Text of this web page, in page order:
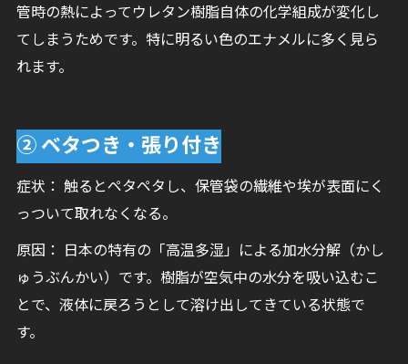
管時の熱によってウレタン樹脂自体の化学組成が変化し
てしまうためです。特に明るい色のエナメルに多く見ら
れます。
② ベタつき・張り付き
症状： 触るとペタペタし、保管袋の繊維や埃が表面にく
っついて取れなくなる。
原因： 日本の特有の「高温多湿」による加水分解（かし
ゅうぶんかい）です。樹脂が空気中の水分を吸い込むこ
とで、液体に戻ろうとして溶け出してきている状態で
す。